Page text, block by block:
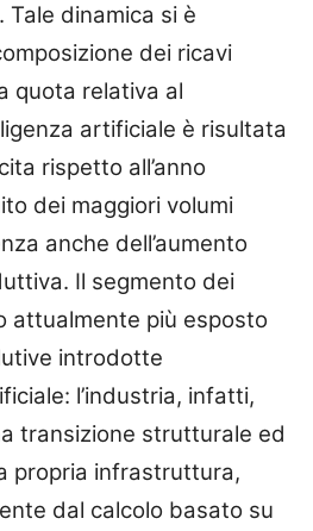
dinamica si è
dei ricavi
quota relativa al
artificiale è risultata
rispetto all’anno
dei maggiori volumi
anche dell’aumento
Il segmento dei
attualmente più esposto
introdotte
l’industria, infatti,
transizione strutturale ed
propria infrastruttura,
dal calcolo basato su